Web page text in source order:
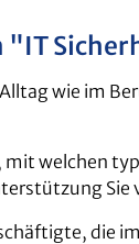
wie im
mit welchen
die